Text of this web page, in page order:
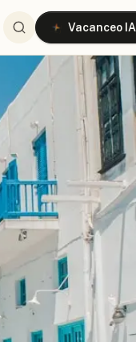
Vacanceo IA